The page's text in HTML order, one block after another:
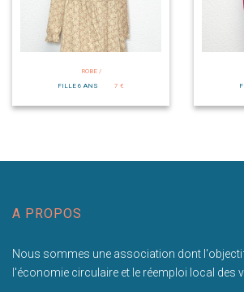
ROBE /
FILLE 6 ANS
7 €
A PROPOS
Nous sommes une association dont
l'économie circulaire et le réemploi local des